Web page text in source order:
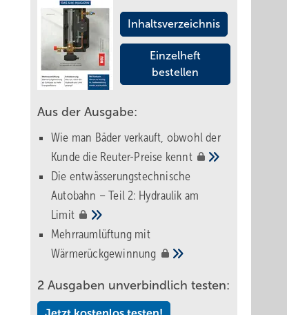
Inhaltsverzeichnis
Einzelheft
bestellen
Aus der Ausgabe:
Wie man Bäder verkauft, obwohl der
Kunde die Reuter-Preise kennt
Die entwässerungstechnische
Autobahn – Teil 2: Hydraulik am
Limit
Mehrraumlüftung mit
Wärmerückgewinnung
2 Ausgaben unverbindlich testen: